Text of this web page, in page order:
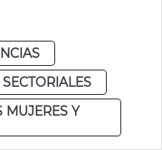
MUJERES Y